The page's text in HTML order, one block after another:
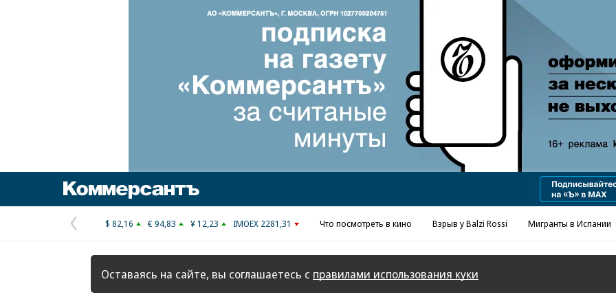
Предыдущая
страница
$ 82,16 € 94,83 ¥ 12,23 IMOEX 2281,31 Что посмотреть в кино Взрыв у Balzi Rossi Мигранты в Испании
Оставаясь на сайте, вы соглашаетесь с правилами использования куки